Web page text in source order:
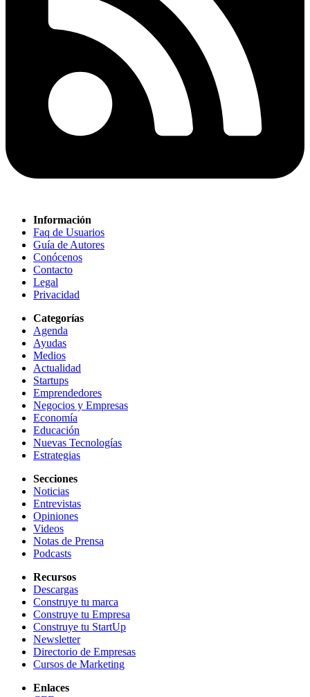
Información
Faq de Usuarios
Guía de Autores
Conócenos
Contacto
Legal
Privacidad
Categorías
Agenda
Ayudas
Medios
Actualidad
Startups
Emprendedores
Negocios y Empresas
Economía
Educación
Nuevas Tecnologías
Estrategias
Secciones
Noticias
Entrevistas
Opiniones
Videos
Notas de Prensa
Podcasts
Recursos
Descargas
Construye tu marca
Construye tu Empresa
Construye tu StartUp
Newsletter
Directorio de Empresas
Cursos de Marketing
Enlaces